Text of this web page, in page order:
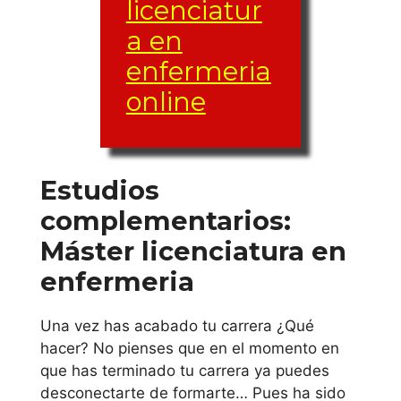
País Vasco
Universidad
Mondragon
Unibertsitatea
Universidad de
Deusto
Universidad del
País Vasco
Principado de
Asturias
Universidad de
licenciatur
a en
enfermeria
online
Estudios
complementarios:
Máster licenciatura en
enfermeria
Una vez has acabado tu carrera ¿Qué
hacer? No pienses que en el momento en
que has terminado tu carrera ya puedes
desconectarte de formarte… Pues ha sido